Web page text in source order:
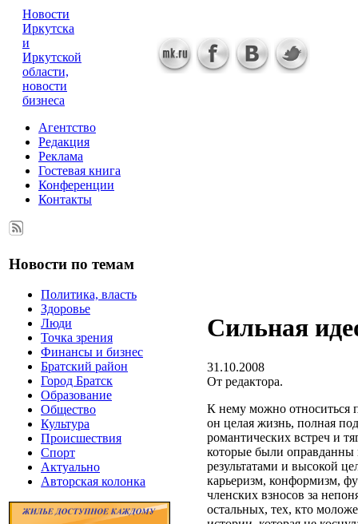
Новости
Иркутска
и
Иркутской
области,
новости
бизнеса
Агентство
Редакция
Реклама
Гостевая книга
Конференции
Контакты
Новости по темам
Политика, власть
Здоровье
Люди
Точка зрения
Финансы и бизнес
Братский район
Город Братск
Образование
Общество
Культура
Происшествия
Спорт
Актуально
Авторская колонка
Сильная
31.10.2008
От редактора.
К нему можно относиться
он целая жизнь, полная
романтических встреч и
которые были
результатами и высокой
карьеризм, конформизм,
членских взносов за
остальных, тех, кто